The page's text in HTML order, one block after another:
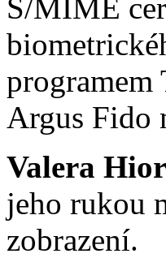
S/MIME
Argus Fido
Valera
jeho rukou
zobrazení.